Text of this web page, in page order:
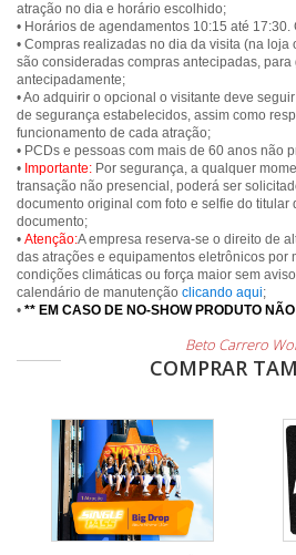
atração no dia e horário escolhido;
• Horários de agendamentos 10:15 até
• Compras realizadas no dia da visita (na
são consideradas compras antecipadas,
antecipadamente;
• Ao adquirir o opcional o visitante deve
de segurança estabelecidos, assim como
funcionamento de cada atração;
• PCDs e pessoas com mais de 60 anos não
• Importante: Por segurança, a qualquer
transação não presencial, poderá ser
documento original com foto e selfie do titular
documento;
• Atenção:A empresa reserva-se o direito de
das atrações e equipamentos eletrônicos por
condições climáticas ou força maior sem
calendário de manutenção clicando aqui;
• ** EM CASO DE NO-SHOW PRODUTO
Beto Carrero
COMPRAR